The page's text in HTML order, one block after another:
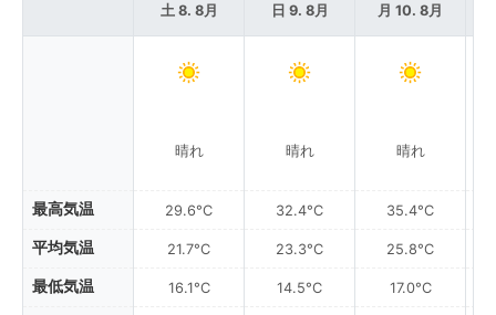
最高気温
平均気温
最低気温
土 8. 8月
晴れ
29.6°C
21.7°C
16.1°C
日 9. 8月
晴れ
32.4°C
23.3°C
14.5°C
月 10. 8月
晴れ
35.4°C
25.8°C
17.0°C